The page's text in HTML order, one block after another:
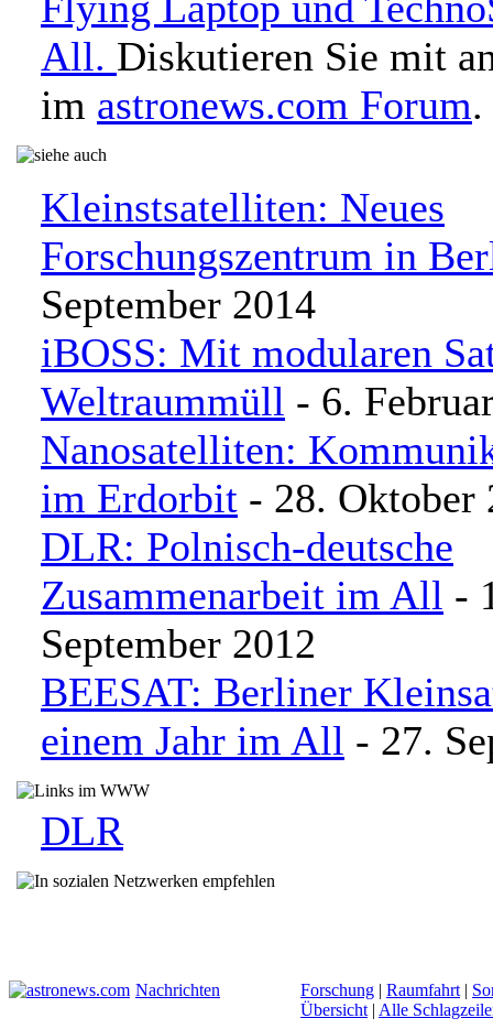
All. Diskutieren Sie mit
im astronews.com Forum.
Kleinstsatelliten: Neues
Forschungszentrum in
September 2014
iBOSS: Mit modularen
Weltraummüll - 6.
Nanosatelliten:
im Erdorbit - 28. Oktober
DLR: Polnisch-deutsche
Zusammenarbeit im All -
September 2012
BEESAT: Berliner
einem Jahr im All - 27.
DLR
Nachrichten Forschung | Raumfahrt |
Übersicht | Alle